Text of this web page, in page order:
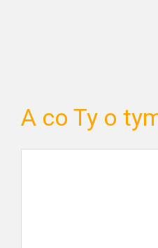
A co Ty o